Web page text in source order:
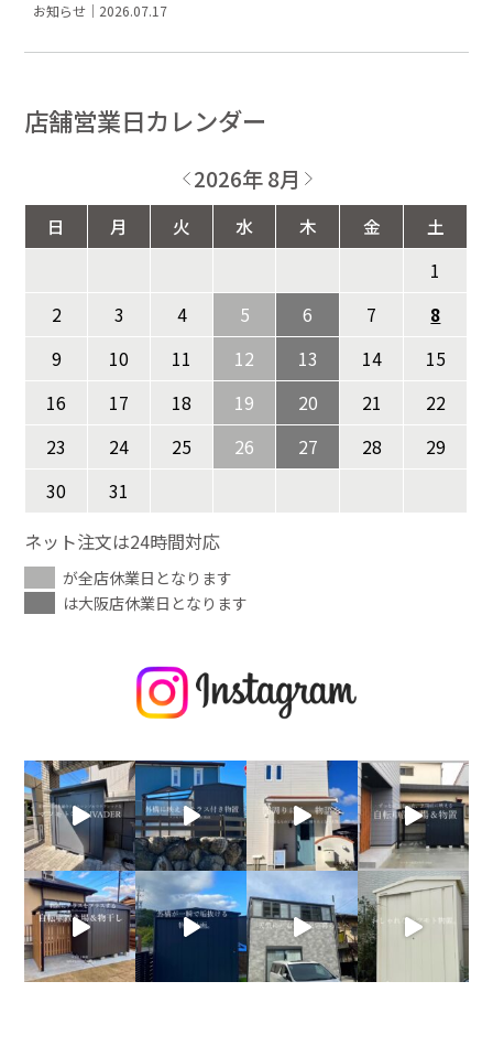
お知らせ｜2026.07.17
店舗営業日カレンダー
2026年 8月
日 月 火 水 木 金
土
1
2
3 4 5 6 7
8
9
10 11 12 13 14
15
16
17 18 19 20 21
22
23
24 25 26 27 28
29
30
31
ネット注文は24時間対応
が全店休業日となります
は大阪店休業日となります